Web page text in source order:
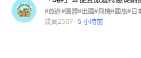
成員2507
5 小時前